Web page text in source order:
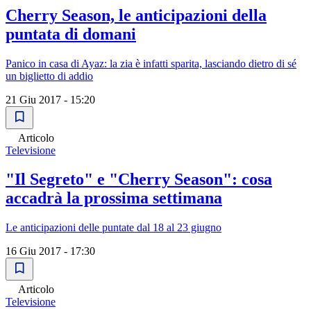
Cherry Season, le anticipazioni della
puntata di domani
Panico in casa di Ayaz: la zia è infatti sparita, lasciando dietro di sé
un biglietto di addio
21 Giu 2017 - 15:20
Articolo
Televisione
"Il Segreto" e "Cherry Season": cosa
accadrà la prossima settimana
Le anticipazioni delle puntate dal 18 al 23 giugno
16 Giu 2017 - 17:30
Articolo
Televisione